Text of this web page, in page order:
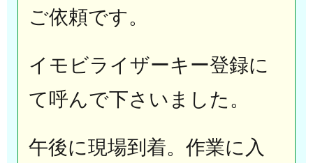
ご依頼です。
イモビライザーキー登録に
て呼んで下さいました。
午後に現場到着。作業に入